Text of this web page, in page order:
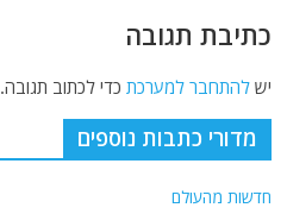
כתיבת תגובה
ישלהתחבר למערכת כדי לכתוב תגובה.
מדורי כתבות נוספים
חדשות מהעולם